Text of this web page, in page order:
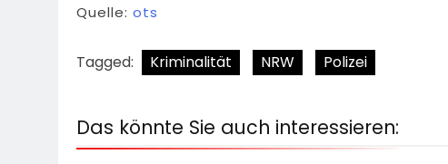
Quelle: ots
Tagged: Kriminalität NRW Polizei
Das könnte Sie auch interessieren: